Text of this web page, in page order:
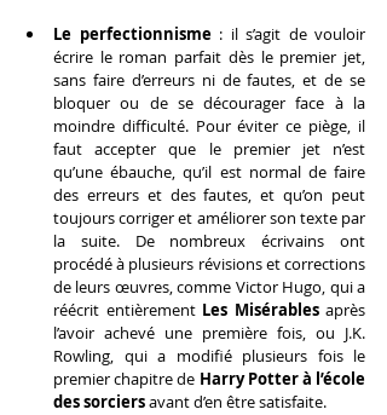
Le perfectionnisme : il s’agit de vouloir
écrire le roman parfait dès le premier jet,
sans faire d’erreurs ni de fautes, et de se
bloquer ou de se décourager face à la
moindre difficulté. Pour éviter ce piège, il
faut accepter que le premier jet n’est
qu’une ébauche, qu’il est normal de faire
des erreurs et des fautes, et qu’on peut
toujours corriger et améliorer son texte par
la suite. De nombreux écrivains ont
procédé à plusieurs révisions et corrections
de leurs œuvres, comme Victor Hugo, qui a
réécrit entièrement Les Misérables après
l’avoir achevé une première fois, ou J.K.
Rowling, qui a modifié plusieurs fois le
premier chapitre de Harry Potter à l’école
des sorciers avant d’en être satisfaite.